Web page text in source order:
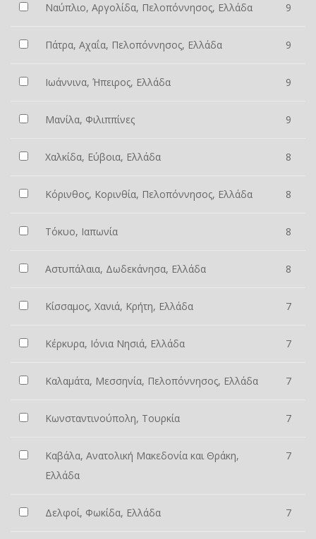
Ναύπλιο, Αργολίδα, Πελοπόννησος, Ελλάδα 9
Πάτρα, Αχαΐα, Πελοπόννησος, Ελλάδα 9
Ιωάννινα, Ήπειρος, Ελλάδα 9
Μανίλα, Φιλιππίνες 9
Χαλκίδα, Εύβοια, Ελλάδα 8
Κόρινθος, Κορινθία, Πελοπόννησος, Ελλάδα 8
Τόκυο, Ιαπωνία 8
Αστυπάλαια, Δωδεκάνησα, Ελλάδα 8
Κίσσαμος, Χανιά, Κρήτη, Ελλάδα 7
Κέρκυρα, Ιόνια Νησιά, Ελλάδα 7
Καλαμάτα, Μεσσηνία, Πελοπόννησος, Ελλάδα 7
Κωνσταντινούπολη, Τουρκία 7
Καβάλα, Ανατολική Μακεδονία και Θράκη,
Ελλάδα
7
Δελφοί, Φωκίδα, Ελλάδα 7